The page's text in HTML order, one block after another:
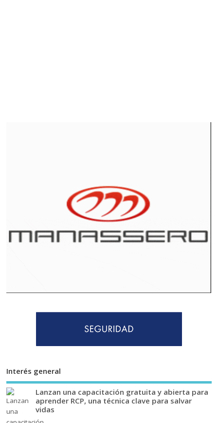
Interés general
Lanzan una capacitación gratuita y abierta para
aprender RCP, una técnica clave para salvar
vidas